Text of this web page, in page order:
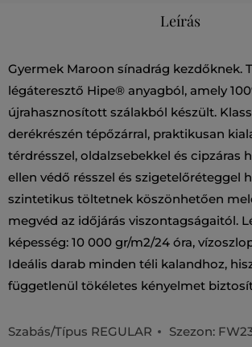
Leírás
Gyermek Maroon sínadrág kezdőknek.
légáteresztő Hipe® anyagból, amely
újrahasznosított szálakból készült.
derékrészén tépőzárral, praktikusan
térdrésszel, oldalzsebekkel és cipzáras
ellen védő résszel és szigetelőréteggel
szintetikus töltetnek köszönhetően
megvéd az időjárás viszontagságaitól.
képesség: 10 000 gr/m2/24 óra,
Ideális darab minden téli kalandhoz,
függetlenül tökéletes kényelmet
Szabás/Típus REGULAR Szezon: